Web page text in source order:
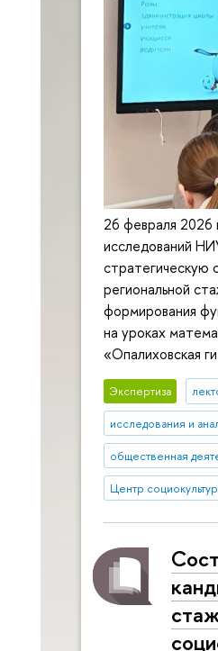
26 февраля 2026
исследований
стратегическую
региональной
формирования
на уроках
«Опалиховская
Экспертиза
исследования и
общественная
Центр